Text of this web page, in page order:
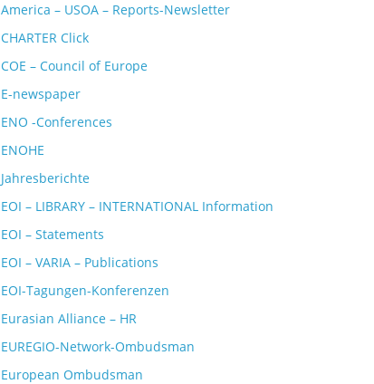
America – USOA – Reports-Newsletter
CHARTER Click
COE – Council of Europe
E-newspaper
ENO -Conferences
ENOHE
Jahresberichte
EOI – LIBRARY – INTERNATIONAL Information
EOI – Statements
EOI – VARIA – Publications
EOI-Tagungen-Konferenzen
Eurasian Alliance – HR
EUREGIO-Network-Ombudsman
European Ombudsman